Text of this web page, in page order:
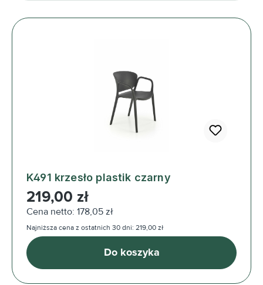
K491 krzesło plastik czarny
Cena regularna:
219,00 zł
Cena netto: 178,05 zł
Najniższa cena z ostatnich 30 dni: 219,00 zł
Do koszyka